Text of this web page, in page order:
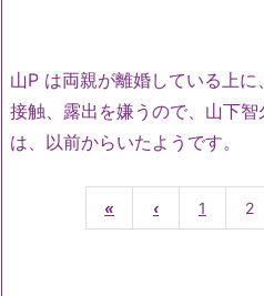
山P は両親が離婚している上
接触、露出を嫌うので、山下
は、以前からいたようです。
« ‹ 1 2